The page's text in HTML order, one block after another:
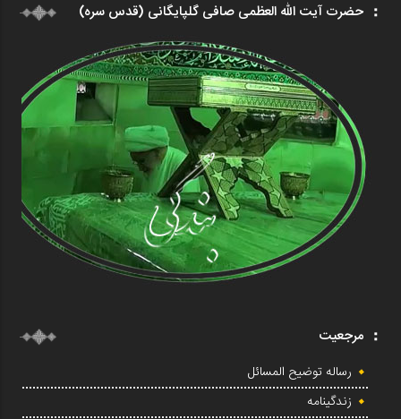
حضرت آیت الله العظمی صافی گلپایگانی (قدس سره)
مرجعیت
رساله توضیح المسائل
زندگینامه